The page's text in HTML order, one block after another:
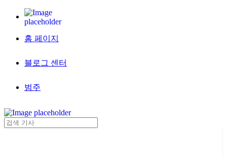
홈 페이지
블로그 센터
범주